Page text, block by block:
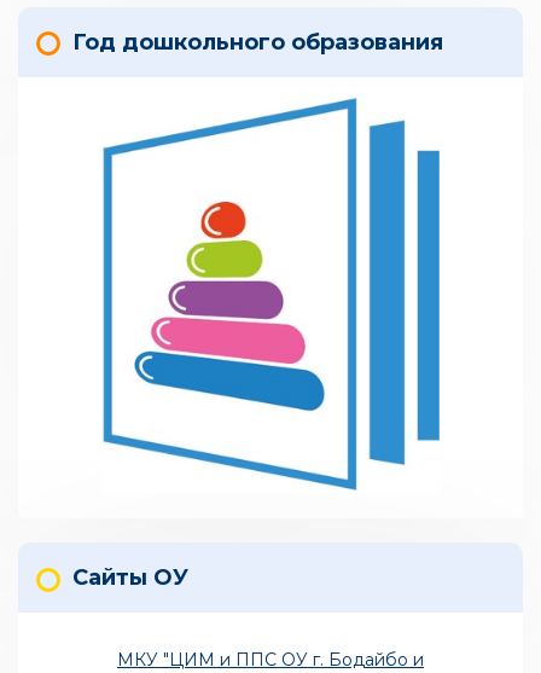
Год дошкольного образования
Сайты ОУ
МКУ "ЦИМ и ППС ОУ г. Бодайбо и